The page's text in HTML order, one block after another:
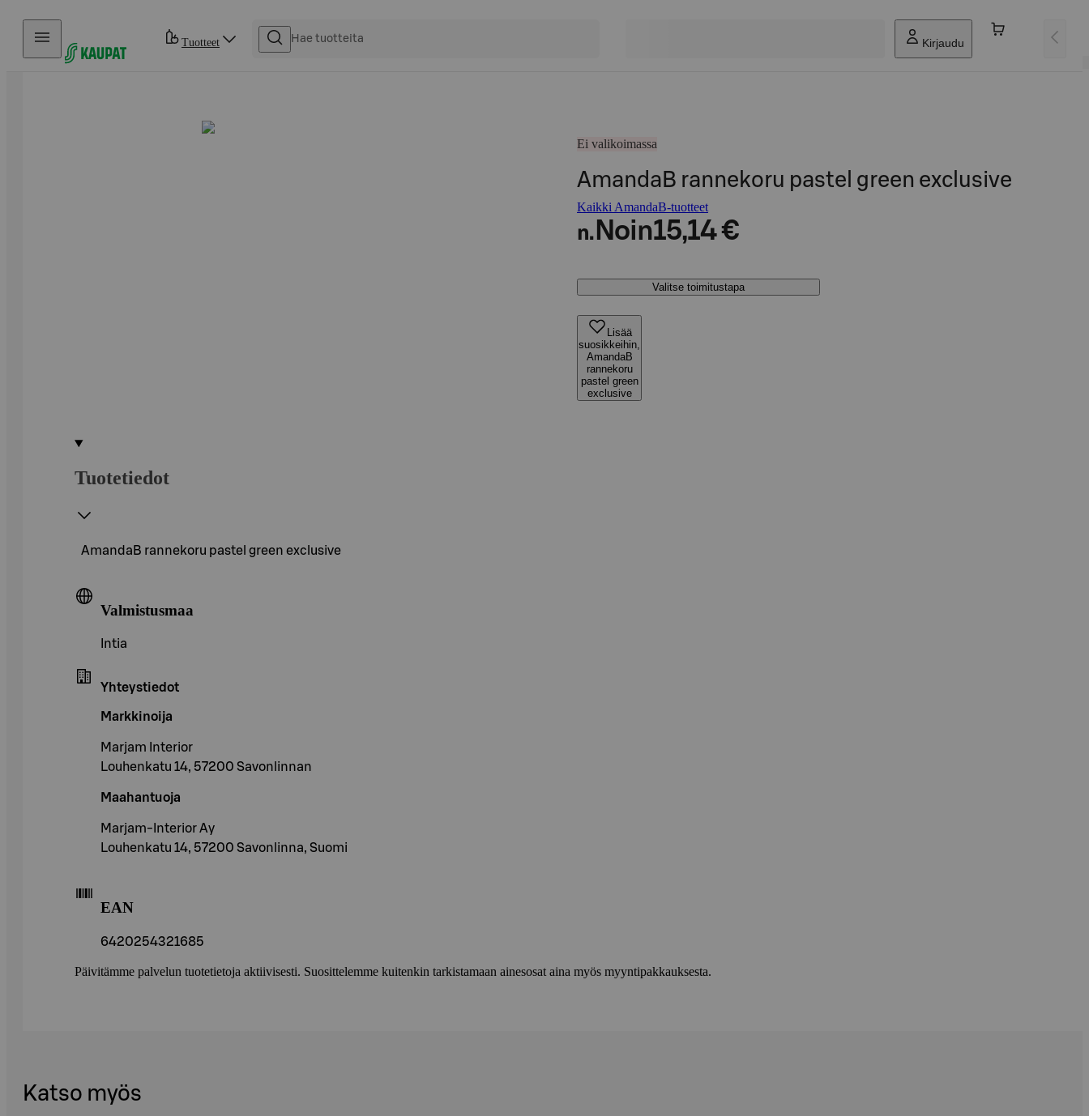
Hyppää sisältöön
Tuotteet Kirjaudu
Ei valikoimassa
AmandaB rannekoru pastel green exclusive
Kaikki AmandaB-tuotteet
n. Noin15,14 €
Valitse toimitustapa
Lisää
suosikkeihin,
AmandaB
rannekoru
pastel green
exclusive
Tuotetiedot
AmandaB rannekoru pastel green exclusive
Valmistusmaa
Intia
Yhteystiedot
Markkinoija
Marjam Interior
Louhenkatu 14, 57200 Savonlinnan
Maahantuoja
Marjam-Interior Ay
Louhenkatu 14, 57200 Savonlinna, Suomi
EAN
6420254321685
Päivitämme palvelun tuotetietoja aktiivisesti. Suosittelemme kuitenkin tarkistamaan ainesosat aina myös myyntipakkauksesta.
Katso myös